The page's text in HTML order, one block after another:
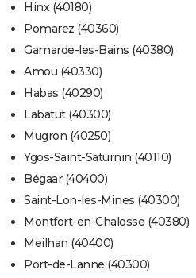
Hinx (40180)
Pomarez (40360)
Gamarde-les-Bains (40380)
Amou (40330)
Habas (40290)
Labatut (40300)
Mugron (40250)
Ygos-Saint-Saturnin (40110)
Bégaar (40400)
Saint-Lon-les-Mines (40300)
Montfort-en-Chalosse (40380)
Meilhan (40400)
Port-de-Lanne (40300)